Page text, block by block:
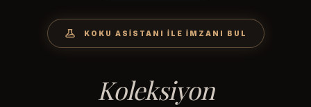
KOKU ASISTANI İLE İMZANI BUL
Koleksiyon